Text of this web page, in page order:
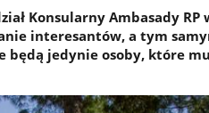
Konsularny Ambasady RP
interesantów, a tym
jedynie osoby, które